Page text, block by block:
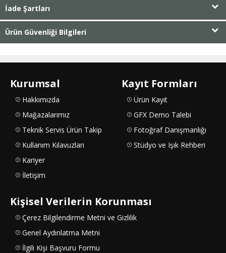
İade Şartları
Ürün Güvenliği Bilgileri
Kurumsal
Hakkımızda
Mağazalarımız
Teknik Servis Ürün Takip
Kullanım Kılavuzları
Kariyer
İletişim
Kayıt Formları
Ürün Kayıt
GFX Demo Talebi
Fotoğraf Danışmanlığı
Stüdyo ve Işık Rehberi
Kişisel Verilerin Korunması
Çerez Bilgilendirme Metni ve Gizlilik
Genel Aydınlatma Metni
İlgili Kişi Başvuru Formu